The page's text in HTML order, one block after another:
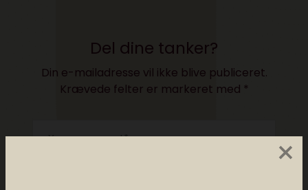
×
Del dine tanker?
Din e-mailadresse vil ikke blive publiceret.
Krævede felter er markeret med *